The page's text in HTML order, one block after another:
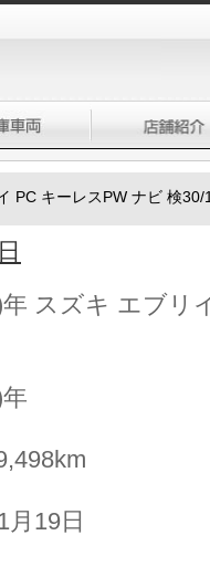
PC キーレスPW ナビ 検30/
スズキ エブリ
19日